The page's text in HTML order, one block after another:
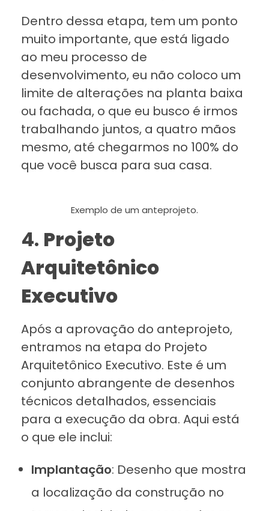
Dentro dessa etapa, tem um ponto
muito importante, que está ligado
ao meu processo de
desenvolvimento, eu não coloco um
limite de alterações na planta baixa
ou fachada, o que eu busco é irmos
trabalhando juntos, a quatro mãos
mesmo, até chegarmos no 100% do
que você busca para sua casa.
Exemplo de um anteprojeto.
4. Projeto
Arquitetônico
Executivo
Após a aprovação do anteprojeto,
entramos na etapa do Projeto
Arquitetônico Executivo. Este é um
conjunto abrangente de desenhos
técnicos detalhados, essenciais
para a execução da obra. Aqui está
o que ele inclui:
Implantação: Desenho que mostra
a localização da construção no